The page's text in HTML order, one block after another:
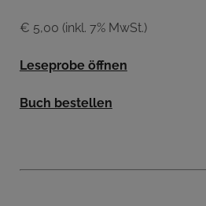
€ 5,00 (inkl. 7% MwSt.)
Leseprobe öffnen
Buch bestellen